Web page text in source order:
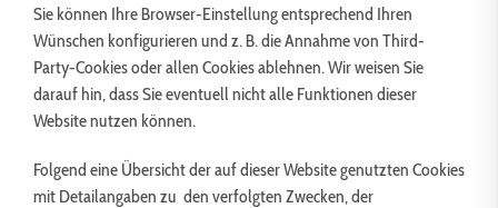
Sie können Ihre Browser-Einstellung entsprechend Ihren
Wünschen konfigurieren und z. B. die Annahme von Third-
Party-Cookies oder allen Cookies ablehnen. Wir weisen Sie
darauf hin, dass Sie eventuell nicht alle Funktionen dieser
Website nutzen können.
Folgend eine Übersicht der auf dieser Website genutzten Cookies
mit Detailangaben zu den verfolgten Zwecken, der